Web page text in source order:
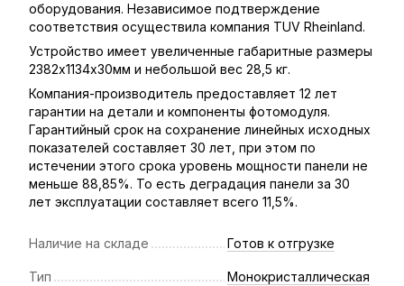
оборудования. Независимое подтверждение
соответствия осуществила компания TUV Rheinland.
Устройство имеет увеличенные габаритные размеры
2382х1134х30мм и небольшой вес 28,5 кг.
Компания-производитель предоставляет 12 лет
гарантии на детали и компоненты фотомодуля.
Гарантийный срок на сохранение линейных исходных
показателей составляет 30 лет, при этом по
истечении этого срока уровень мощности панели не
меньше 88,85%. То есть деградация панели за 30
лет эксплуатации составляет всего 11,5%.
Наличие на складе Готов к отгрузке
Тип Монокристаллическая